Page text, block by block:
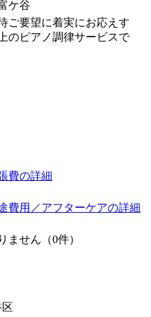
ケ谷
ご要望に着実にお応えす
のピアノ調律サービスで
費の詳細
費用／アフターケアの詳細
ません（0件）